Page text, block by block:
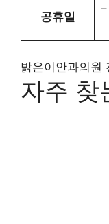
공휴일
–
밝은이안과의원
자주 찾